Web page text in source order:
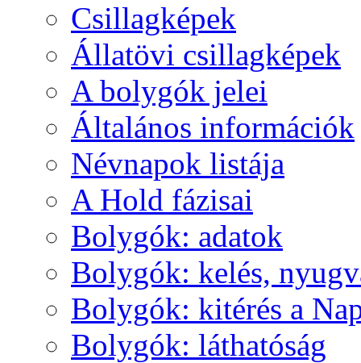
Csil­lag­ké­pek
Ál­lat­övi csil­lag­ké­pek
A boly­gók je­lei
Ál­ta­lá­nos in­for­má­ci­ók
Név­na­pok lis­tá­ja
A Hold fá­zi­sai
Boly­gók: ada­tok
Boly­gók: ke­lés,
Boly­gók: ki­té­rés a
Boly­gók: lát­ha­tó­ság